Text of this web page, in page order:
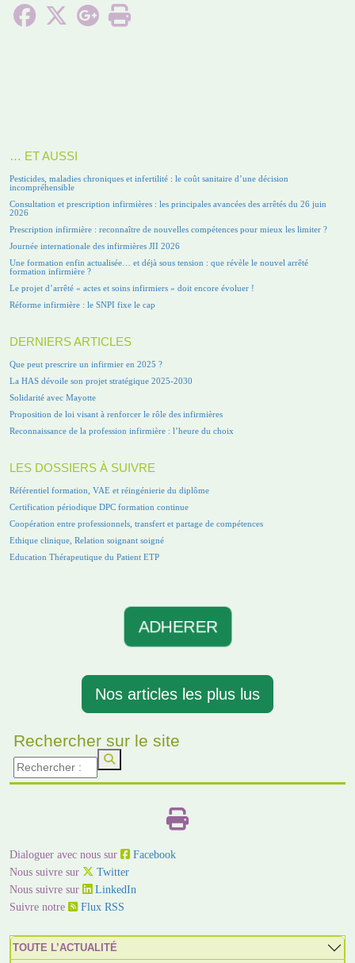
… ET AUSSI
Pesticides, maladies chroniques et infertilité : le coût sanitaire d’une décision
incompréhensible
Consultation et prescription infirmières : les principales avancées des arrêtés du 26 juin
2026
Prescription infirmière : reconnaître de nouvelles compétences pour mieux les limiter ?
Journée internationale des infirmières JII 2026
Une formation enfin actualisée… et déjà sous tension : que révèle le nouvel arrêté
formation infirmière ?
Le projet d’arrêté « actes et soins infirmiers » doit encore évoluer !
Réforme infirmière : le SNPI fixe le cap
DERNIERS ARTICLES
Que peut prescrire un infirmier en 2025 ?
La HAS dévoile son projet stratégique 2025-2030
Solidarité avec Mayotte
Proposition de loi visant à renforcer le rôle des infirmières
Reconnaissance de la profession infirmière : l’heure du choix
LES DOSSIERS À SUIVRE
Référentiel formation, VAE et réingénierie du diplôme
Certification périodique DPC formation continue
Coopération entre professionnels, transfert et partage de compétences
Ethique clinique, Relation soignant soigné
Education Thérapeutique du Patient ETP
ADHERER
Nos articles les plus lus
Rechercher sur le site
Dialoguer avec nous sur
Facebook
Nous suivre sur
Twitter
Nous suivre sur
LinkedIn
Suivre notre
Flux RSS
TOUTE L’ACTUALITÉ